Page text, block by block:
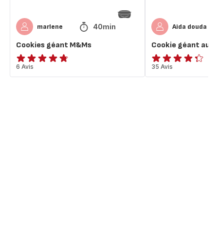
marlene 40min
Cookies géant M&Ms
ratings.4.7
6 Avis
Aida douda
Cookie géant au
ratings.4.3
35 Avis